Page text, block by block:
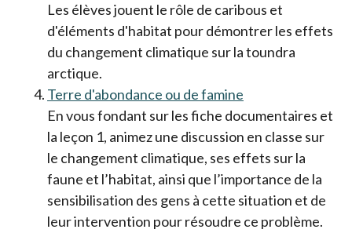
Les élèves jouent le rôle de caribous et
d'éléments d'habitat pour démontrer les effets
du changement climatique sur la toundra
arctique.
Terre d'abondance ou de famine
En vous fondant sur les fiche documentaires et
la leçon 1, animez une discussion en classe sur
le changement climatique, ses effets sur la
faune et l’habitat, ainsi que l’importance de la
sensibilisation des gens à cette situation et de
leur intervention pour résoudre ce problème.